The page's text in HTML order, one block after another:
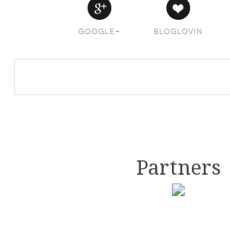
Partners